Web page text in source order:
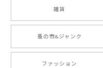
雑貨
蚤の市&ジャンク
ファッション